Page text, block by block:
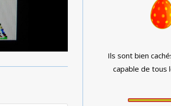
Ils sont bien
capable de tous